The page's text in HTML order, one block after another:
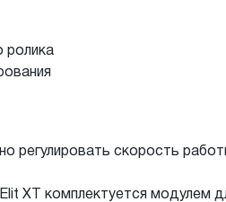
ролика
регулировать скорость
XT комплектуется модулем